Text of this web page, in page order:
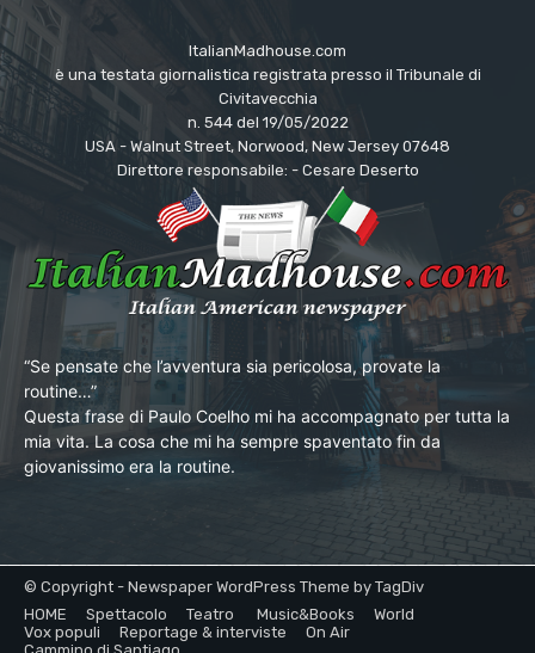
ItalianMadhouse.com
è una testata giornalistica registrata presso il Tribunale di
Civitavecchia
n. 544 del 19/05/2022
USA - Walnut Street, Norwood, New Jersey 07648
Direttore responsabile: - Cesare Deserto
“Se pensate che l’avventura sia pericolosa, provate la
routine…”
Questa frase di Paulo Coelho mi ha accompagnato per tutta la
mia vita. La cosa che mi ha sempre spaventato fin da
giovanissimo era la routine.
© Copyright - Newspaper WordPress Theme by TagDiv
HOME
Spettacolo Teatro Music&Books
World
Vox populi
Reportage & interviste
On Air